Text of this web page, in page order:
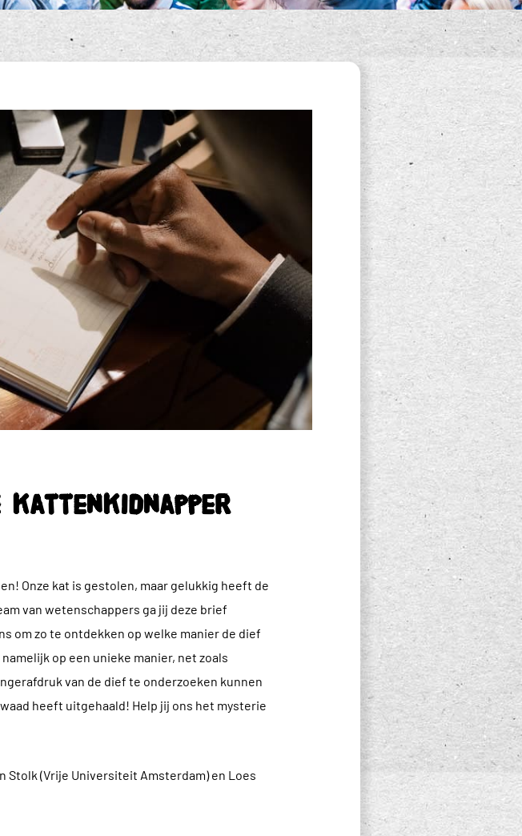
kattenkidnapper
Onze kat is gestolen, maar gelukkig heeft de
van wetenschappers ga jij deze brief
om zo te ontdekken op welke manier de dief
op een unieke manier, net zoals
van de dief te onderzoeken kunnen
heeft uitgehaald! Help jij ons het mysterie
Stolk (Vrije Universiteit Amsterdam) en Loes